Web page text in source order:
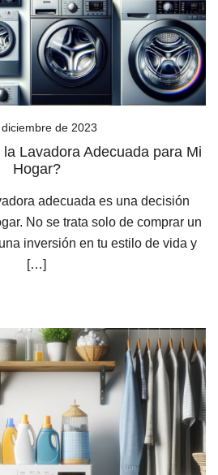
de 2023
Lavadora Adecuada para Mi
Hogar?
adecuada es una decisión
No se trata solo de comprar un
inversión en tu estilo de vida y
[…]